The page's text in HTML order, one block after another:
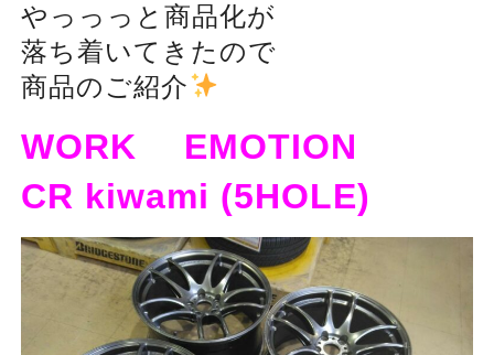
やっっっと商品化が
落ち着いてきたので
商品のご紹介
WORK EMOTION
CR kiwami (5HOLE)